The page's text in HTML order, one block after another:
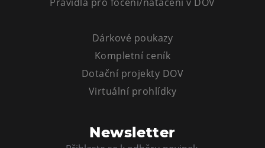
Dárkové poukazy
Kompletní ceník
Dotační projekty DOV
Virtuální prohlídky
Newsletter